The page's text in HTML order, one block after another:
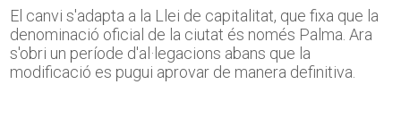
El canvi s'adapta a la Llei de capitalitat, que fixa que la
denominació oficial de la ciutat és només Palma. Ara
s'obri un període d'al·legacions abans que la
modificació es pugui aprovar de manera definitiva.